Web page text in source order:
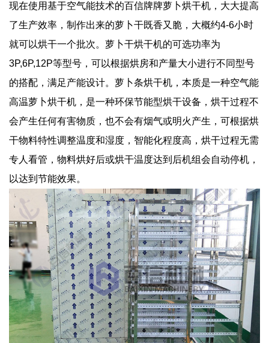
现在使用基于空气能技术的百信牌牌萝卜烘干机，大大提高
了生产效率，制作出来的萝卜干既香又脆，大概约4-6小时
就可以烘干一个批次。萝卜干烘干机的可选功率为
3P,6P,12P等型号，可以根据烘房和产量大小进行不同型号
的搭配，满足产能设计。萝卜条烘干机，本质是一种空气能
高温萝卜烘干机，是一种环保节能型烘干设备，烘干过程不
会产生任何有害物质，也不会有烟气或明火产生，可根据烘
干物料特性调整温度和湿度，智能化程度高，烘干过程无需
专人看管，物料烘好后或烘干温度达到后机组会自动停机，
以达到节能效果。